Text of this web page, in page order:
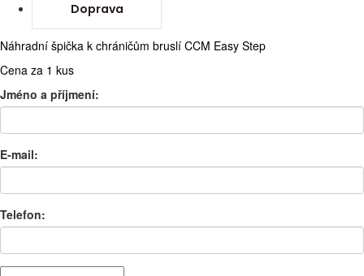
Doprava
Náhradní špička k chráničům bruslí CCM Easy Step
Cena za 1 kus
Jméno a příjmení:
E-mail:
Telefon: